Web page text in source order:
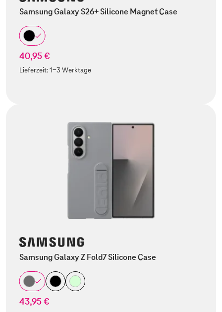
Samsung Galaxy S26+ Silicone Magnet Case
40,95 €
Lieferzeit:1-3 Werktage
Samsung Galaxy Z Fold7 Silicone Case
43,95 €